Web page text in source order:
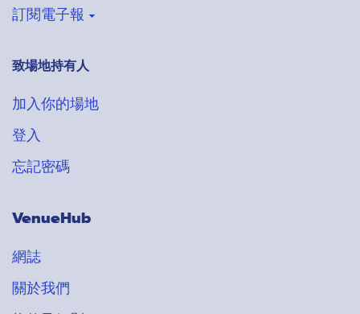
訂閱電子報
登記收取VenueHub電子通訊
搶先獲得最新場地情報
致場地持有人
加入你的場地
登入
忘記密碼
VenueHub
網誌
關於我們